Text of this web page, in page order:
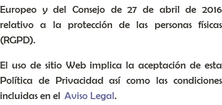
Europeo y del Consejo de 27 de abril de 2016
relativo a la protección de las personas físicas
(RGPD).
El uso de sitio Web implica la aceptación de esta
Política de Privacidad así como las condiciones
incluidas en el Aviso Legal.